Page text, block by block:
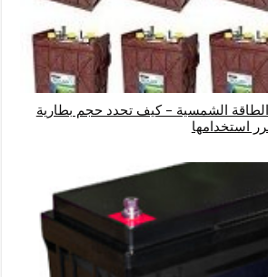
الشمسية – كيف تحدد حجم بطارية
استخدامها